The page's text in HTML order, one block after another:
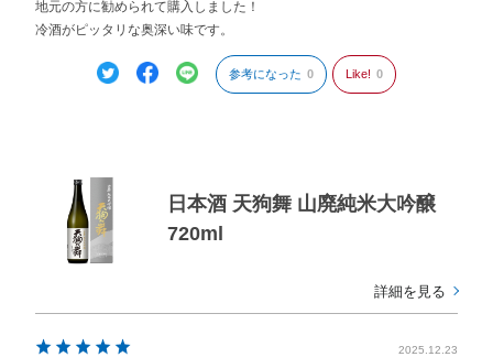
地元の方に勧められて購入しました！
冷酒がピッタリな奥深い味です。
参考になった 0 Like! 0
日本酒 天狗舞 山廃純米大吟醸
720ml
詳細を見る
2025.12.23